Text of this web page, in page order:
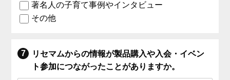
著名人の子育て事例やインタビュー
その他
リセマムからの情報が製品購入や入会・イベン
ト参加につながったことがありますか。